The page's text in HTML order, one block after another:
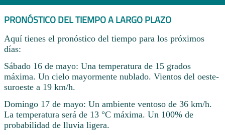
PRONÓSTICO DEL TIEMPO A LARGO PLAZO
Aquí tienes el pronóstico del tiempo para los próximos
días:
Sábado 16 de mayo: Una temperatura de 15 grados
máxima. Un cielo mayormente nublado. Vientos del oeste-
suroeste a 19 km/h.
Domingo 17 de mayo: Un ambiente ventoso de 36 km/h.
La temperatura será de 13 °C máxima. Un 100% de
probabilidad de lluvia ligera.